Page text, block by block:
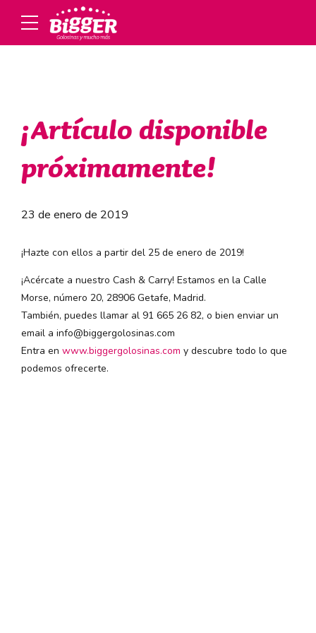
¡Artículo disponible
próximamente!
23 de enero de 2019
¡Hazte con ellos a partir del 25 de enero de 2019!
¡Acércate a nuestro Cash & Carry! Estamos en la Calle
Morse, número 20, 28906 Getafe, Madrid.
También, puedes llamar al 91 665 26 82, o bien enviar un
email a info@biggergolosinas.com
Entra en www.biggergolosinas.com y descubre todo lo que
podemos ofrecerte.